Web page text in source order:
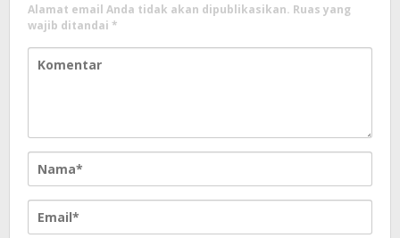
Alamat email Anda tidak akan dipublikasikan. Ruas yang
wajib ditandai *